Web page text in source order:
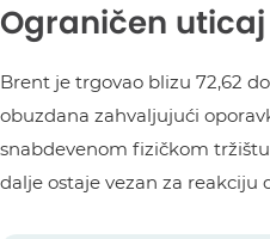
Ograničen
Brent je trgovao blizu 72,62
obuzdana zahvaljujući
snabdevenom fizičkom
dalje ostaje vezan za reakciju